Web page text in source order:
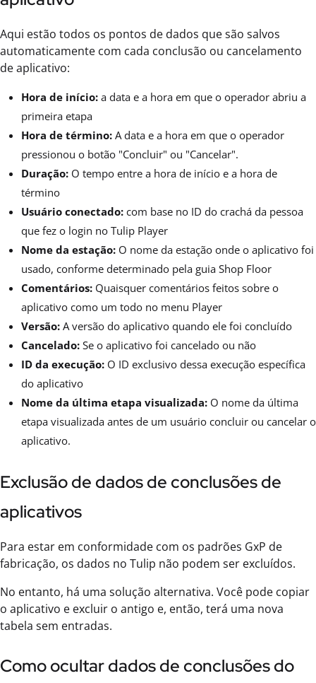
Aqui estão todos os pontos de dados que são salvos
automaticamente com cada conclusão ou cancelamento
de aplicativo:
Hora de início: a data e a hora em que o operador abriu a
primeira etapa
Hora de término: A data e a hora em que o operador
pressionou o botão "Concluir" ou "Cancelar".
Duração: O tempo entre a hora de início e a hora de
término
Usuário conectado: com base no ID do crachá da pessoa
que fez o login no Tulip Player
Nome da estação: O nome da estação onde o aplicativo foi
usado, conforme determinado pela guia Shop Floor
Comentários: Quaisquer comentários feitos sobre o
aplicativo como um todo no menu Player
Versão: A versão do aplicativo quando ele foi concluído
Cancelado: Se o aplicativo foi cancelado ou não
ID da execução: O ID exclusivo dessa execução específica
do aplicativo
Nome da última etapa visualizada: O nome da última
etapa visualizada antes de um usuário concluir ou cancelar o
aplicativo.
Exclusão de dados de conclusões de
aplicativos
Para estar em conformidade com os padrões GxP de
fabricação, os dados no Tulip não podem ser excluídos.
No entanto, há uma solução alternativa. Você pode copiar
o aplicativo e excluir o antigo e, então, terá uma nova
tabela sem entradas.
Como ocultar dados de conclusões do